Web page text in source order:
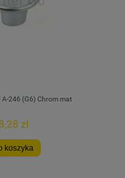
A-246 (G6) Chrom mat
zł
koszyka